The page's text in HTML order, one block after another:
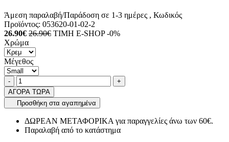
Άμεση παραλαβή/Παράδοση σε 1-3 ημέρες , Κωδικός
Προϊόντος: 053620-01-02-2
26.90€ 26.90€ ΤΙΜΗ E-SHOP -0%
Χρώμα
Μέγεθος
Ποσότητα
-product.increase.quantity +
ΑΓΟΡΑ ΤΩΡΑ
Προσθήκη στα αγαπημένα
ΔΩΡΕΑΝ ΜΕΤΑΦΟΡΙΚΑ για παραγγελίες άνω των 60€.
Παραλαβή από το κατάστημα